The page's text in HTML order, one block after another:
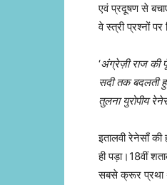
एवं प्रदूषण से
वे स्त्री प्रश्नों
‘अंग्रेज़ी राज की
सदी तक बदलती
तुलना युरोपीय
इतालवी रेनेसाँ
ही पड़ा। 18वीं
सबसे क्रूर प्रथा